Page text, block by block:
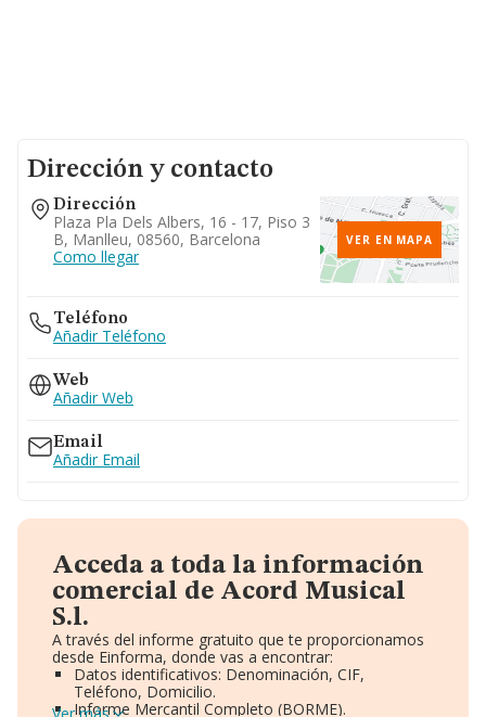
Dirección y contacto
Dirección
Plaza Pla Dels Albers, 16 - 17, Piso 3
B, Manlleu, 08560, Barcelona
Como llegar
VER EN MAPA
Teléfono
Añadir Teléfono
Web
Añadir Web
Email
Añadir Email
Acceda a toda la información
comercial de Acord Musical
S.l.
A través del informe gratuito que te proporcionamos
desde Einforma, donde vas a encontrar:
Datos identificativos: Denominación, CIF,
Teléfono, Domicilio.
Informe Mercantil Completo (BORME).